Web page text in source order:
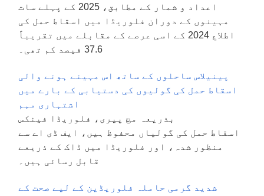
اعداد و شمار کے مطابق، 2025 کے پہلے سات
مہینوں کے دوران فلوریڈا میں اسقاط حمل کی
اطلاع 2024 کے اسی عرصے کے مقابلے میں تقریباً
37.6 فیصد کم تھی۔
پینیلاس ساحلوں کے ساتھ اس مہینے ہونے والی
اسقاط حمل کی گولیوں کی دستیابی کے بارے میں
اشتہاری مہم
بذریعہ مچ پیری، فلوریڈا فینکس
اسقاط حمل کی گولیاں محفوظ ہیں، ایف ڈی اے سے
منظور شدہ، اور فلوریڈا میں ڈاک کے ذریعے
قابل رسائی ہیں۔
شدید گرمی حاملہ فلوریڈین کے لیے صحت کے